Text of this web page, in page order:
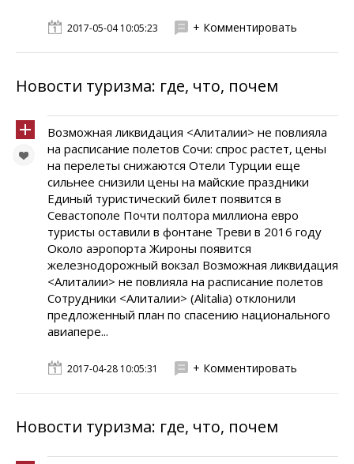
2017-05-04 10:05:23 + Комментировать
Новости туризма: где, что, почем
Возможная ликвидация <Алиталии> не повлияла
на расписание полетов Сочи: спрос растет, цены
на перелеты снижаются Отели Турции еще
сильнее снизили цены на майские праздники
Единый туристический билет появится в
Севастополе Почти полтора миллиона евро
туристы оставили в фонтане Треви в 2016 году
Около аэропорта Жироны появится
железнодорожный вокзал Возможная ликвидация
<Алиталии> не повлияла на расписание полетов
Сотрудники <Алиталии> (Alitalia) отклонили
предложенный план по спасению национального
авиапере...
2017-04-28 10:05:31 + Комментировать
Новости туризма: где, что, почем